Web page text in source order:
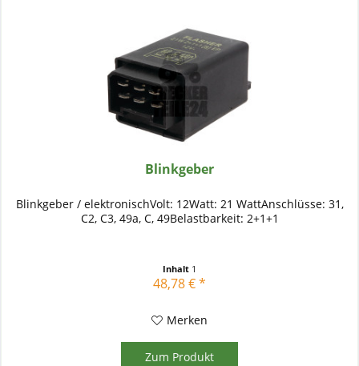
Blinkgeber
Blinkgeber / elektronischVolt: 12Watt: 21 WattAnschlüsse: 31,
C2, C3, 49a, C, 49Belastbarkeit: 2+1+1
Inhalt 1
48,78 € *
Merken
Zum Produkt